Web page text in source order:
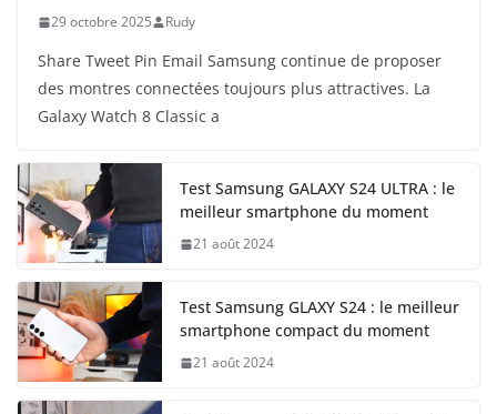
29 octobre 2025 Rudy
Share Tweet Pin Email Samsung continue de proposer
des montres connectées toujours plus attractives. La
Galaxy Watch 8 Classic a
Test Samsung GALAXY S24 ULTRA : le
meilleur smartphone du moment
21 août 2024
Test Samsung GLAXY S24 : le meilleur
smartphone compact du moment
21 août 2024